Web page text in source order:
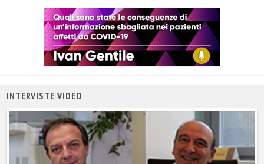
INTERVISTE VIDEO